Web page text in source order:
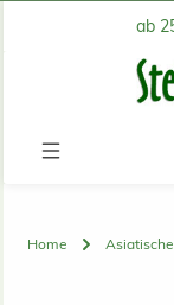
Zum Hauptinhaltab
Home